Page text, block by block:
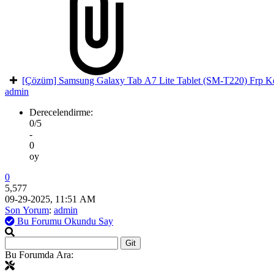
[Çözüm] Samsung Galaxy Tab A7 Lite Tablet (SM-T220) Frp
admin
Derecelendirme:
0/5
-
0
oy
0
5,577
09-29-2025, 11:51 AM
Son Yorum: admin
Bu Forumu Okundu Say
Bu Forumda Ara: